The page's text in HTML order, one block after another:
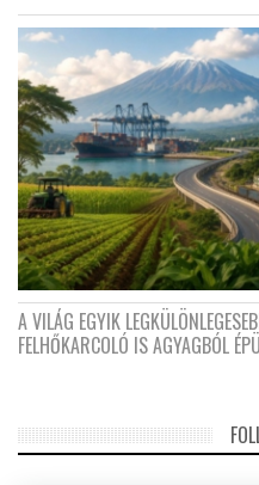
A VILÁG EGYIK
FELHŐKARCOLÓ IS AGYAGBÓL